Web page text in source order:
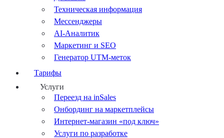
Техническая информация
Мессенджеры
AI-Аналитик
Маркетинг и SEO
Генератор UTM-меток
Тарифы
Услуги
Переезд на inSales
Онбординг на маркетплейсы
Интернет-магазин «под ключ»
Услуги по разработке